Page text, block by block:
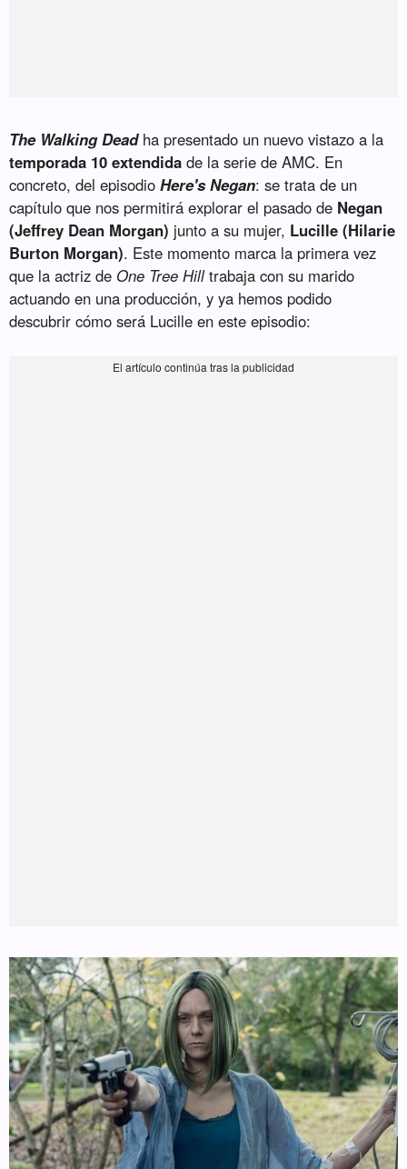
The Walking Deadha presentado un nuevo vistazo a la
temporada 10 extendida de la serie de AMC. En
concreto, del episodioHere's Negan: se trata de un
capítulo que nos permitirá explorar el pasado de Negan
(Jeffrey Dean Morgan) junto a su mujer, Lucille (Hilarie
Burton Morgan). Este momento marca la primera vez
que la actriz de One Tree Hilltrabaja con su marido
actuando en una producción, y ya hemos podido
descubrir cómo será Lucille en este episodio: